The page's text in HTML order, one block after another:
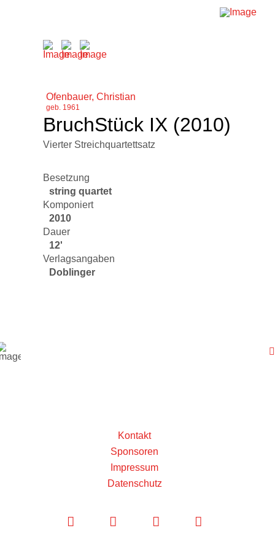
Ofenbauer, Christian
geb. 1961
BruchStück IX (2010)
Vierter Streichquartettsatz
Besetzung
string quartet
Komponiert
2010
Dauer
12'
Verlagsangaben
Doblinger
Kontakt
Sponsoren
Impressum
Datenschutz